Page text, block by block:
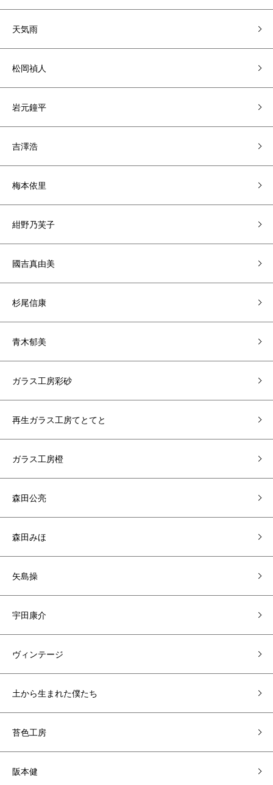
天気雨
松岡禎人
岩元鐘平
吉澤浩
梅本依里
紺野乃芙子
國吉真由美
杉尾信康
青木郁美
ガラス工房彩砂
再生ガラス工房てとてと
ガラス工房橙
森田公亮
森田みほ
矢島操
宇田康介
ヴィンテージ
土から生まれた僕たち
苔色工房
阪本健